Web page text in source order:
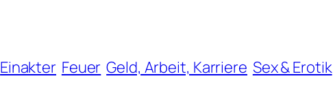
Einakter Feuer Geld, Arbeit, Karriere Sex & Erotik